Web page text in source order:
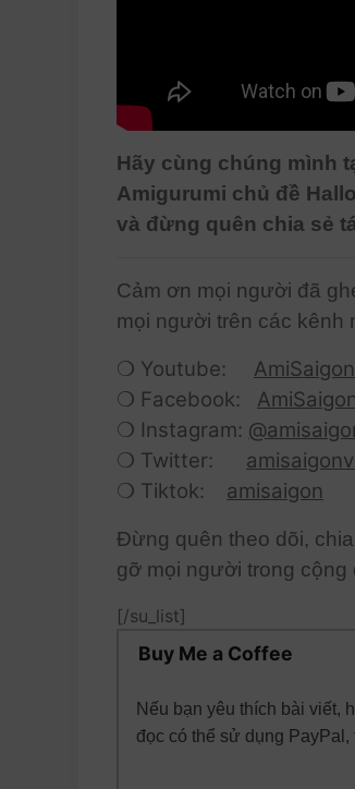
Hãy cùng chúng mình
Amigurumi chủ đề
và đừng quên chia sẻ
Cảm ơn mọi người đã
mọi người trên các kênh
❍ Youtube: AmiSaigon
❍ Facebook: AmiSaigon
❍ Instagram:
❍ Twitter:
❍ Tiktok: amisaigon
Đừng quên theo dõi,
gỡ mọi người trong cộng
[/su_list]
Buy Me a Coffee
Nếu bạn yêu thích bài viết,
đọc có thể sử dụng